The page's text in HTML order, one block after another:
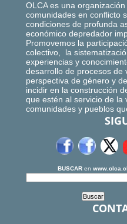
OLCA es una
comunidades en conflicto
condiciones de profunda
económico depredador
Promovemos la
colectivo, la
experiencias y
desarrollo de procesos de
perspectiva de género y
incidir en la construcción
que estén al servicio de la
comunidades y pueblos
BUSCAR en www.olca.cl